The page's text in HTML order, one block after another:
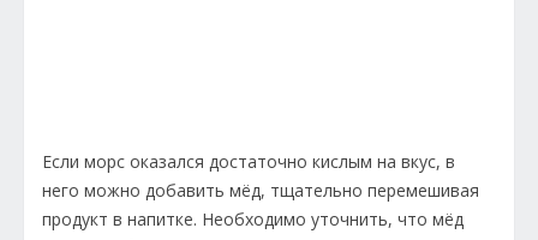
Если морс оказался достаточно кислым на вкус, в
него можно добавить мёд, тщательно перемешивая
продукт в напитке. Необходимо уточнить, что мёд